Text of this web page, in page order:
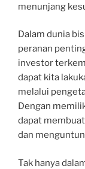
menunjang
Dalam dunia
peranan
investor
dapat kita
melalui
Dengan
dapat
dan
Tak hanya